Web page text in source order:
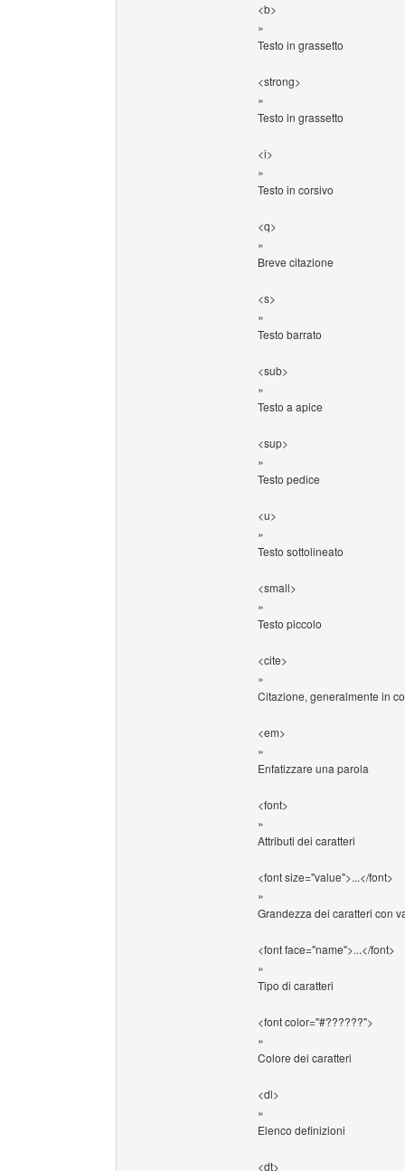
<b>
»
Testo in grassetto
<strong>
»
Testo in grassetto
<i>
»
Testo in corsivo
<q>
»
Breve citazione
<s>
»
Testo barrato
<sub>
»
Testo a apice
<sup>
»
Testo pedice
<u>
»
Testo sottolineato
<small>
»
Testo piccolo
<cite>
»
Citazione, generalmente in
<em>
»
Enfatizzare una parola
<font>
»
Attributi dei caratteri
<font size="value">...</font>
»
Grandezza dei caratteri con
<font face="name">...</font>
»
Tipo di caratteri
<font color="#??????">
»
Colore dei caratteri
<dl>
»
Elenco definizioni
<dt>